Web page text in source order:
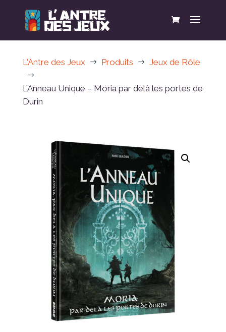
L'Antre des Jeux $ Produits $ Jeux de Rôle
$
L’Anneau Unique – Moria par delà les portes de
Durin